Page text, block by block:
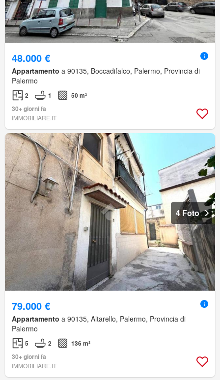
48.000 €
Appartamento a 90135, Boccadifalco, Palermo, Provincia di
Palermo
2 1
50 m²
30+ giorni fa
IMMOBILIARE.IT
4 Foto
79.000 €
Appartamento a 90135, Altarello, Palermo, Provincia di
Palermo
5 2
136 m²
30+ giorni fa
IMMOBILIARE.IT